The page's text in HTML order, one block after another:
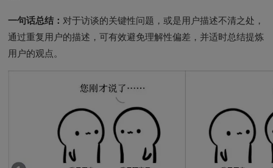
一句话总结：对于访谈的关键性问题，或是用户描述不清之处，
通过重复用户的描述，可有效避免理解性偏差，并适时总结提炼
用户的观点。